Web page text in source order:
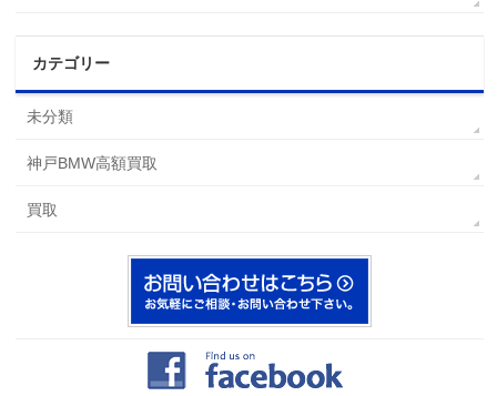
カテゴリー
未分類
神戸BMW高額買取
買取